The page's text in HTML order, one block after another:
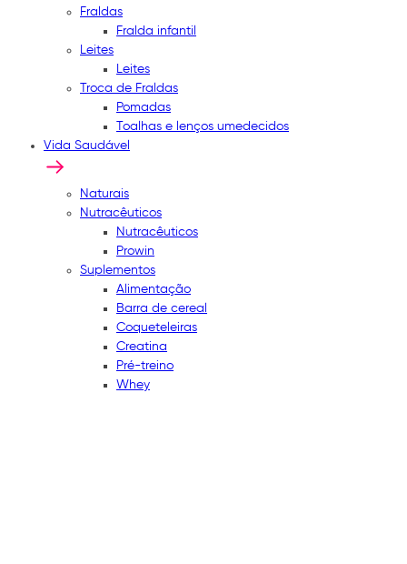
Fraldas
Fralda infantil
Leites
Leites
Troca de Fraldas
Pomadas
Toalhas e lenços umedecidos
Vida Saudável
Naturais
Nutracêuticos
Nutracêuticos
Prowin
Suplementos
Alimentação
Barra de cereal
Coqueteleiras
Creatina
Pré-treino
Whey